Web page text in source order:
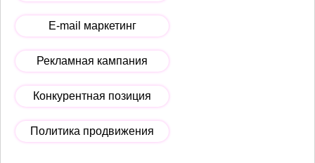
E-mail маркетинг
Рекламная кампания
Конкурентная позиция
Политика продвижения